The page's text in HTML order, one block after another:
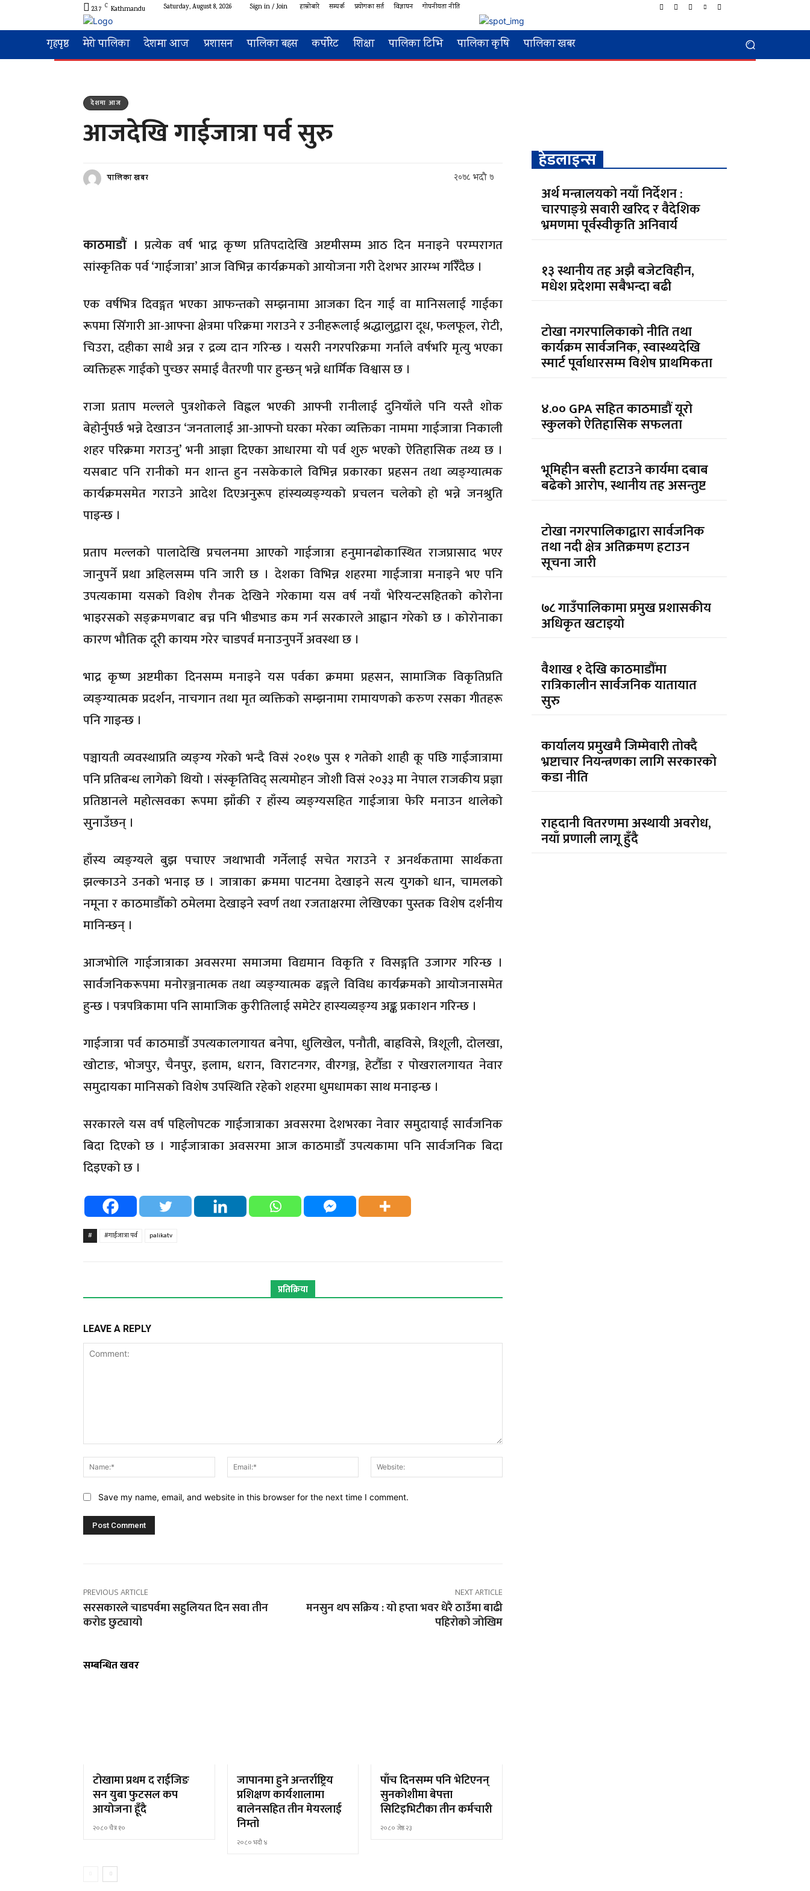
23.7 C Kathmandu Saturday, August 8, 2026 Sign in / Join हाम्रोबारे सम्पर्क प्रयोगका सर्त विज्ञापन गोपनीयता नीति
गृहपृष्ठ मेरो पालिका देशमा आज प्रशासन पालिका बहस कर्पोरेट शिक्षा पालिका टिभि पालिका कृषि पालिका खबर
देशमा आज
आजदेखि गाईजात्रा पर्व सुरु
पालिका खबर २०७८ भदौ ७
काठमाडौं । प्रत्येक वर्ष भाद्र कृष्ण प्रतिपदादेखि अष्टमीसम्म आठ दिन मनाइने परम्परागत
सांस्कृतिक पर्व ‘गाईजात्रा’ आज विभिन्न कार्यक्रमको आयोजना गरी देशभर आरम्भ गरिँँदैछ ।
एक वर्षभित्र दिवङ्गत भएका आफन्तको सम्झनामा आजका दिन गाई वा मानिसलाई गाईका
रूपमा सिँगारी आ-आफ्ना क्षेत्रमा परिक्रमा गराउने र उनीहरूलाई श्रद्धालुद्वारा दूध, फलफूल, रोटी,
चिउरा, दहीका साथै अन्न र द्रव्य दान गरिन्छ । यसरी नगरपरिक्रमा गर्नाले वर्षभरि मृत्यु भएका
व्यक्तिहरू गाईको पुच्छर समाई वैतरणी पार हुन्छन् भन्ने धार्मिक विश्वास छ ।
राजा प्रताप मल्लले पुत्रशोकले विह्वल भएकी आफ्नी रानीलाई दुनियाँले पनि यस्तै शोक
बेहोर्नुपर्छ भन्ने देखाउन ‘जनतालाई आ-आफ्नो घरका मरेका व्यक्तिका नाममा गाईजात्रा निकाली
शहर परिक्रमा गराउनु’ भनी आज्ञा दिएका आधारमा यो पर्व शुरु भएको ऐतिहासिक तथ्य छ ।
यसबाट पनि रानीको मन शान्त हुन नसकेकाले विभिन्न प्रकारका प्रहसन तथा व्यङ्ग्यात्मक
कार्यक्रमसमेत गराउने आदेश दिएअनुरूप हांस्यव्यङ्ग्यको प्रचलन चलेको हो भन्ने जनश्रुति
पाइन्छ ।
प्रताप मल्लको पालादेखि प्रचलनमा आएको गाईजात्रा हनुमानढोकास्थित राजप्रासाद भएर
जानुपर्ने प्रथा अहिलसम्म पनि जारी छ । देशका विभिन्न शहरमा गाईजात्रा मनाइने भए पनि
उपत्यकामा यसको विशेष रौनक देखिने गरेकामा यस वर्ष नयाँ भेरियन्टसहितको कोरोना
भाइरसको सङ्क्रमणबाट बच्न पनि भीडभाड कम गर्न सरकारले आह्वान गरेको छ । कोरोनाका
कारण भौतिक दूरी कायम गरेर चाडपर्व मनाउनुपर्ने अवस्था छ ।
भाद्र कृष्ण अष्टमीका दिनसम्म मनाइने यस पर्वका क्रममा प्रहसन, सामाजिक विकृतिप्रति
व्यङ्ग्यात्मक प्रदर्शन, नाचगान तथा मृत व्यक्तिको सम्झनामा रामायणको करुण रसका गीतहरू
पनि गाइन्छ ।
पञ्चायती व्यवस्थाप्रति व्यङ्ग्य गरेको भन्दै विसं २०१७ पुस १ गतेको शाही कू पछि गाईजात्रामा
पनि प्रतिबन्ध लागेको थियो । संस्कृतिविद् सत्यमोहन जोशी विसं २०३३ मा नेपाल राजकीय प्रज्ञा
प्रतिष्ठानले महोत्सवका रूपमा झाँकी र हाँस्य व्यङ्ग्यसहित गाईजात्रा फेरि मनाउन थालेको
सुनाउँछन् ।
हाँस्य व्यङ्ग्यले बुझ पचाएर जथाभावी गर्नेलाई सचेत गराउने र अनर्थकतामा सार्थकता
झल्काउने उनको भनाइ छ । जात्राका क्रममा पाटनमा देखाइने सत्य युगको धान, चामलको
नमूना र काठमाडौँको ठमेलमा देखाइने स्वर्ण तथा रजताक्षरमा लेखिएका पुस्तक विशेष दर्शनीय
मानिन्छन् ।
आजभोलि गाईजात्राका अवसरमा समाजमा विद्यमान विकृति र विसङ्गति उजागर गरिन्छ ।
सार्वजनिकरूपमा मनोरञ्जनात्मक तथा व्यङ्ग्यात्मक ढङ्गले विविध कार्यक्रमको आयोजनासमेत
हुन्छ । पत्रपत्रिकामा पनि सामाजिक कुरीतिलाई समेटेर हास्यव्यङ्ग्य अङ्क प्रकाशन गरिन्छ ।
गाईजात्रा पर्व काठमाडौँ उपत्यकालगायत बनेपा, धुलिखेल, पनौती, बाह्रविसे, त्रिशूली, दोलखा,
खोटाङ, भोजपुर, चैनपुर, इलाम, धरान, विराटनगर, वीरगञ्ज, हेटौँडा र पोखरालगायत नेवार
समुदायका मानिसको विशेष उपस्थिति रहेको शहरमा धुमधामका साथ मनाइन्छ ।
सरकारले यस वर्ष पहिलोपटक गाईजात्राका अवसरमा देशभरका नेवार समुदायाई सार्वजनिक
बिदा दिएको छ । गाईजात्राका अवसरमा आज काठमाडौँ उपत्यकामा पनि सार्वजनिक बिदा
दिइएको छ ।
# #गाईजात्रा पर्व palikatv
प्रतिक्रिया
LEAVE A REPLY
Name:*
Email:*
Save my name, email, and website in this browser for the next time I comment.
PREVIOUS ARTICLE
सरसकारले चाडपर्वमा सहुलियत दिन सवा तीन
करोड छुट्यायो
NEXT ARTICLE
मनसुन थप सक्रिय : यो हप्ता भवर धेरै ठाउँमा बाढी
पहिरोको जोखिम
सम्बन्धित खवर
टोखामा प्रथम द राईजिङ
सन युबा फुटसल कप
आयोजना हूँदै
२०८० चैत्र १०
जापानमा हुने अन्तर्राष्ट्रिय
प्रशिक्षण कार्यशालामा
बालेनसहित तीन मेयरलाई
निम्तो
२०८० भदौ ४
पाँच दिनसम्म पनि भेटिएनन्
सुनकोशीमा बेपत्ता
सिटिइभिटीका तीन कर्मचारी
२०८० जेष्ठ २३
हेडलाइन्स
अर्थ मन्त्रालयको नयाँ निर्देशन :
चारपाङ्ग्रे सवारी खरिद र वैदेशिक
भ्रमणमा पूर्वस्वीकृति अनिवार्य
१३ स्थानीय तह अझै बजेटविहीन,
मधेश प्रदेशमा सबैभन्दा बढी
टोखा नगरपालिकाको नीति तथा
कार्यक्रम सार्वजनिक, स्वास्थ्यदेखि
स्मार्ट पूर्वाधारसम्म विशेष प्राथमिकता
४.०० GPA सहित काठमाडौं यूरो
स्कुलको ऐतिहासिक सफलता
भूमिहीन बस्ती हटाउने कार्यमा दबाब
बढेको आरोप, स्थानीय तह असन्तुष्ट
टोखा नगरपालिकाद्वारा सार्वजनिक
तथा नदी क्षेत्र अतिक्रमण हटाउन
सूचना जारी
७८ गाउँपालिकामा प्रमुख प्रशासकीय
अधिकृत खटाइयो
वैशाख १ देखि काठमाडौँमा
रात्रिकालीन सार्वजनिक यातायात
सुरु
कार्यालय प्रमुखमै जिम्मेवारी तोक्दै
भ्रष्टाचार नियन्त्रणका लागि सरकारको
कडा नीति
राहदानी वितरणमा अस्थायी अवरोध,
नयाँ प्रणाली लागू हुँदै